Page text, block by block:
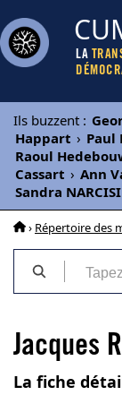
LA
Ils buzzent :
Happart › Paul
Raoul
Cassart › Ann
Sandra NARCISI
› Répertoire des
Jacques
La fiche